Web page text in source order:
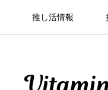
推し活情報